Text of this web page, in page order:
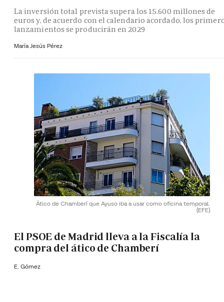
La inversión total prevista supera los 15.600 millones de
euros y, de acuerdo con el calendario acordado, los
lanzamientos se producirán en 2029
María Jesús Pérez
Ático de Chamberí que Ayuso iba a usar como oficina temporal.
(EFE)
El PSOE de Madrid lleva a la Fiscalía la
compra del ático de Chamberí
E. Gómez